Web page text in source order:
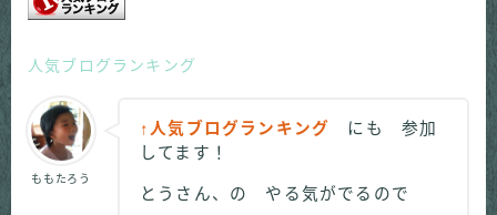
人気ブログランキング
ももたろう
↑人気ブログランキング
にも 参加
してます！
とうさん、の やる気がでるので